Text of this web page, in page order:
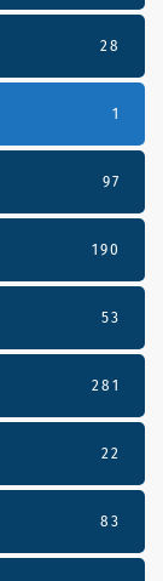
28
1
97
190
53
281
22
83